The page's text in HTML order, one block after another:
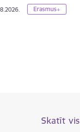
Erasmus+
Skatīt